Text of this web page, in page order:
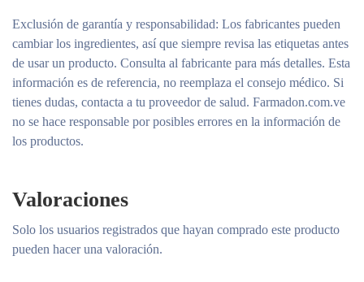
Exclusión de garantía y responsabilidad: Los fabricantes pueden
cambiar los ingredientes, así que siempre revisa las etiquetas antes
de usar un producto. Consulta al fabricante para más detalles. Esta
información es de referencia, no reemplaza el consejo médico. Si
tienes dudas, contacta a tu proveedor de salud. Farmadon.com.ve
no se hace responsable por posibles errores en la información de
los productos.
Valoraciones
Solo los usuarios registrados que hayan comprado este producto
pueden hacer una valoración.